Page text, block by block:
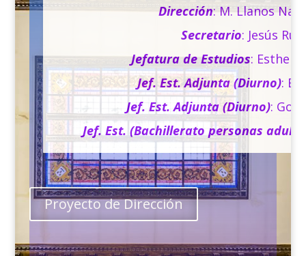
Dirección: M. Llanos
Secretario: Jesús
Jefatura de Estudios: Esther
Jef. Est. Adjunta (Diurno):
Jef. Est. Adjunta (Diurno):
Jef. Est. (Bachillerato personas
Proyecto de Dirección